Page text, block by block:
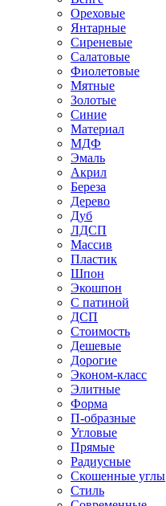
Ореховые
Янтарные
Сиреневые
Салатовые
Фиолетовые
Мятные
Золотые
Синие
Материал
МДФ
Эмаль
Акрил
Береза
Дерево
Дуб
ЛДСП
Массив
Пластик
Шпон
Экошпон
С патиной
ДСП
Стоимость
Дешевые
Дорогие
Эконом-класс
Элитные
Форма
П-образные
Угловые
Прямые
Радиусные
Скошенные углы
Стиль